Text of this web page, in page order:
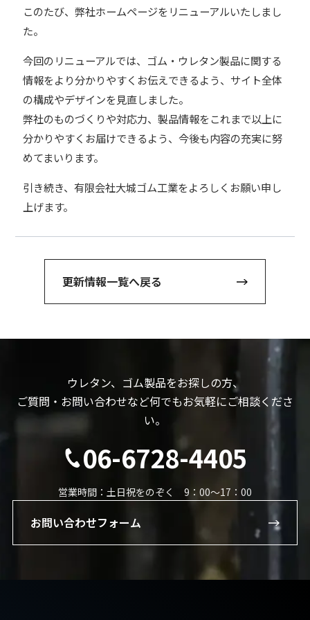
このたび、弊社ホームページをリニューアルいたしまし
た。
今回のリニューアルでは、ゴム・ウレタン製品に関する
情報をより分かりやすくお伝えできるよう、サイト全体
の構成やデザインを見直しました。
弊社のものづくりや対応力、製品情報をこれまで以上に
分かりやすくお届けできるよう、今後も内容の充実に努
めてまいります。
引き続き、有限会社大城ゴム工業をよろしくお願い申し
上げます。
更新情報一覧へ戻る
ウレタン、ゴム製品をお探しの方、
ご質問・お問い合わせなど何でもお気軽にご相談くださ
い。
06-6728-4405
営業時間：土日祝をのぞく 9：00～17：00
お問い合わせフォーム